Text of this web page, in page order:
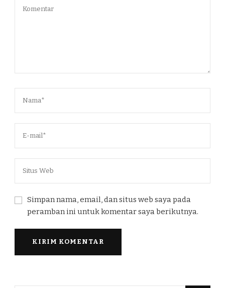
Simpan nama, email, dan situs web saya pada
peramban ini untuk komentar saya berikutnya.